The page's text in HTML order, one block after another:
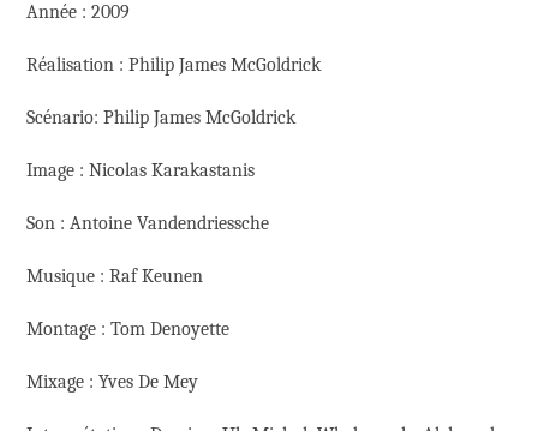
Année : 2009
Réalisation : Philip James McGoldrick
Scénario: Philip James McGoldrick
Image : Nicolas Karakastanis
Son : Antoine Vandendriessche
Musique : Raf Keunen
Montage : Tom Denoyette
Mixage : Yves De Mey